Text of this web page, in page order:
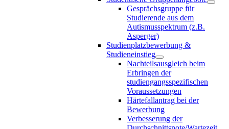
Gesprächsgruppe für
Studierende aus dem
Autismusspektrum (z.B.
Asperger)
Studienplatzbewerbung &
Studieneinstieg
Nachteilsausgleich beim
Erbringen der
studiengangsspezifischen
Voraussetzungen
Härtefallantrag bei der
Bewerbung
Verbesserung der